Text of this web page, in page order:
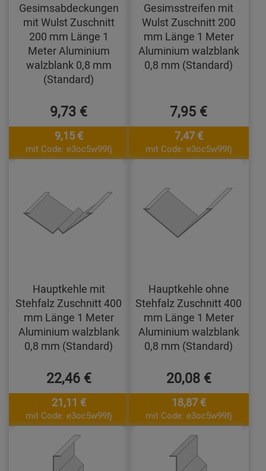
Gesimsabdeckungen
mit Wulst Zuschnitt
200 mm Länge 1
Meter Aluminium
walzblank 0,8 mm
(Standard)
9,73 €
9,15 €
mit Code: e3oc5w99fj
Gesimsstreifen mit
Wulst Zuschnitt 200
mm Länge 1 Meter
Aluminium walzblank
0,8 mm (Standard)
7,95 €
7,47 €
mit Code: e3oc5w99fj
Hauptkehle mit
Stehfalz Zuschnitt 400
mm Länge 1 Meter
Aluminium walzblank
0,8 mm (Standard)
22,46 €
21,11 €
mit Code: e3oc5w99fj
Hauptkehle ohne
Stehfalz Zuschnitt 400
mm Länge 1 Meter
Aluminium walzblank
0,8 mm (Standard)
20,08 €
18,87 €
mit Code: e3oc5w99fj